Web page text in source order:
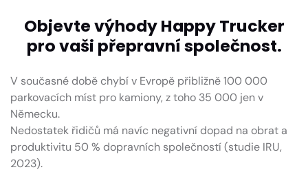
Objevte výhodyHappy Trucker
pro vaši přepravní společnost.
V současné době chybí v Evropě přibližně 100 000
parkovacích míst pro kamiony, z toho 35 000 jen v
Německu.
Nedostatek řidičů má navíc negativní dopad na obrat a
produktivitu 50 % dopravních společností (studie IRU,
2023).